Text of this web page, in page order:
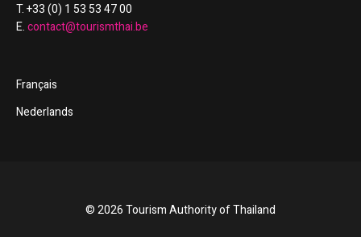
T. +33 (0) 1 53 53 47 00
E.contact@tourismthai.be
Français
Nederlands
© 2026 Tourism Authority of Thailand